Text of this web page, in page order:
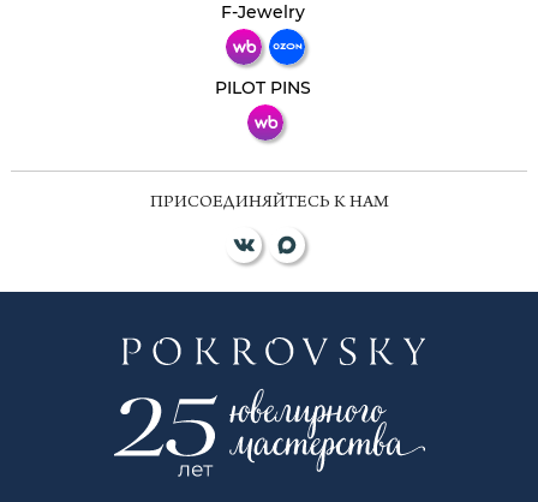
F-Jewelry
PILOT PINS
ПРИСОЕДИНЯЙТЕСЬ К НАМ